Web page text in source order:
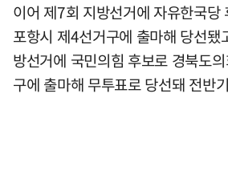
이어 제7회 지방선거에 자유한국당
포항시 제4선거구에 출마해 당선
방선거에 국민의힘 후보로 경북도
구에 출마해 무투표로 당선돼 전반